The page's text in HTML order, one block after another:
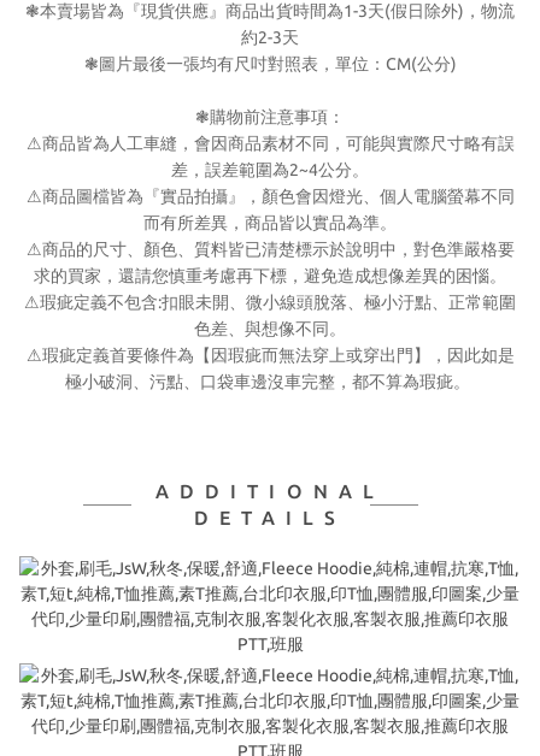
❃本賣場皆為『現貨供應』商品出貨時間為1-3天(假日除外) ，物流
約2-3天
❃ 圖片最後一張均有尺吋對照表，單位： CM(公分)
❃購物前注意事項：
⚠商品皆為人工車縫，會因商品素材不同，可能與實際尺寸略有誤
差，誤差範圍為2~4公分。
⚠商品圖檔皆為『實品拍攝』，顏色會因燈光、個人電腦螢幕不同
而有所差異，商品皆以實品為準。
⚠商品的尺寸、顏色、質料皆已清楚標示於說明中，對色準嚴格要
求的買家，還請您慎重考慮再下標，避免造成想像差異的困惱。
⚠瑕疵定義不包含:扣眼未開、微小線頭脫落、極小汙點、正常範圍
色差、與想像不同。
⚠瑕疵定義首要條件為【因瑕疵而無法穿上或穿出門】，因此如是
極小破洞、污點、口袋車邊沒車完整，都不算為瑕疵。
ADDITIONAL
DETAILS